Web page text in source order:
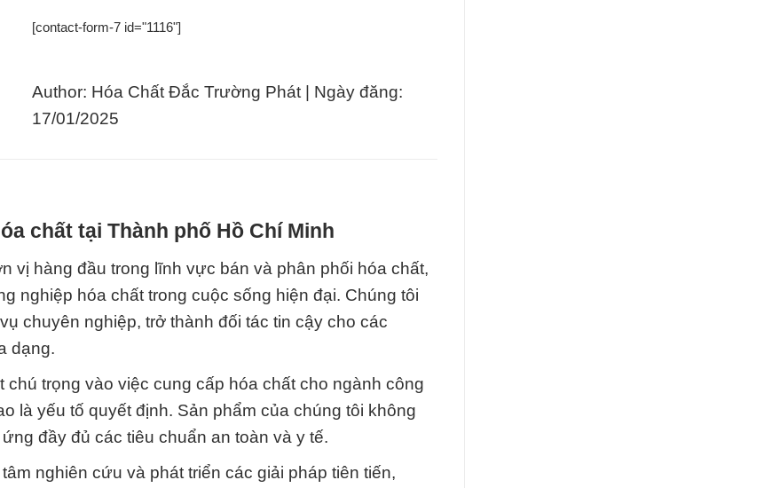
[contact-form-7 id="1116"]
Author: Hóa Chất Đắc Trường Phát | Ngày đăng:
17/01/2025
chất tại Thành phố Hồ Chí Minh
vị hàng đầu trong lĩnh vực bán và phân phối hóa chất,
nghiệp hóa chất trong cuộc sống hiện đại. Chúng tôi
chuyên nghiệp, trở thành đối tác tin cậy cho các
dạng.
trọng vào việc cung cấp hóa chất cho ngành công
là yếu tố quyết định. Sản phẩm của chúng tôi không
đầy đủ các tiêu chuẩn an toàn và y tế.
nghiên cứu và phát triển các giải pháp tiên tiến,